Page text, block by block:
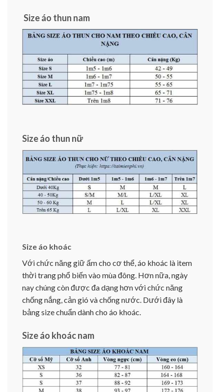
Size áo thun nam
Size áo thun nữ
Size áo khoác
Với chức năng giữ ấm cho cơ thể, áo khoác là item
thời trang phổ biến vào mùa đông. Hơn nữa, ngày
nay chúng còn được đa dạng hơn với chức năng
chống nắng, cản gió và chống nước. Dưới đây là
bảng size chuẩn dành cho áo khoác.
Size áo khoác nam